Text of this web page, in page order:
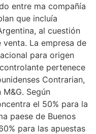
entre ma compañía
que incluía
al cuestión
La empresa de
para origen
pertenece
Contrarian,
Según
el 50% para la
paese de Buenos
para las apuestas